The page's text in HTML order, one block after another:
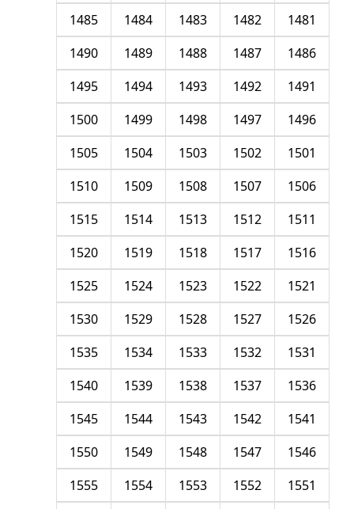
1481
1482
1483
1484
1485
1486
1487
1488
1489
1490
1491
1492
1493
1494
1495
1496
1497
1498
1499
1500
1501
1502
1503
1504
1505
1506
1507
1508
1509
1510
1511
1512
1513
1514
1515
1516
1517
1518
1519
1520
1521
1522
1523
1524
1525
1526
1527
1528
1529
1530
1531
1532
1533
1534
1535
1536
1537
1538
1539
1540
1541
1542
1543
1544
1545
1546
1547
1548
1549
1550
1551
1552
1553
1554
1555